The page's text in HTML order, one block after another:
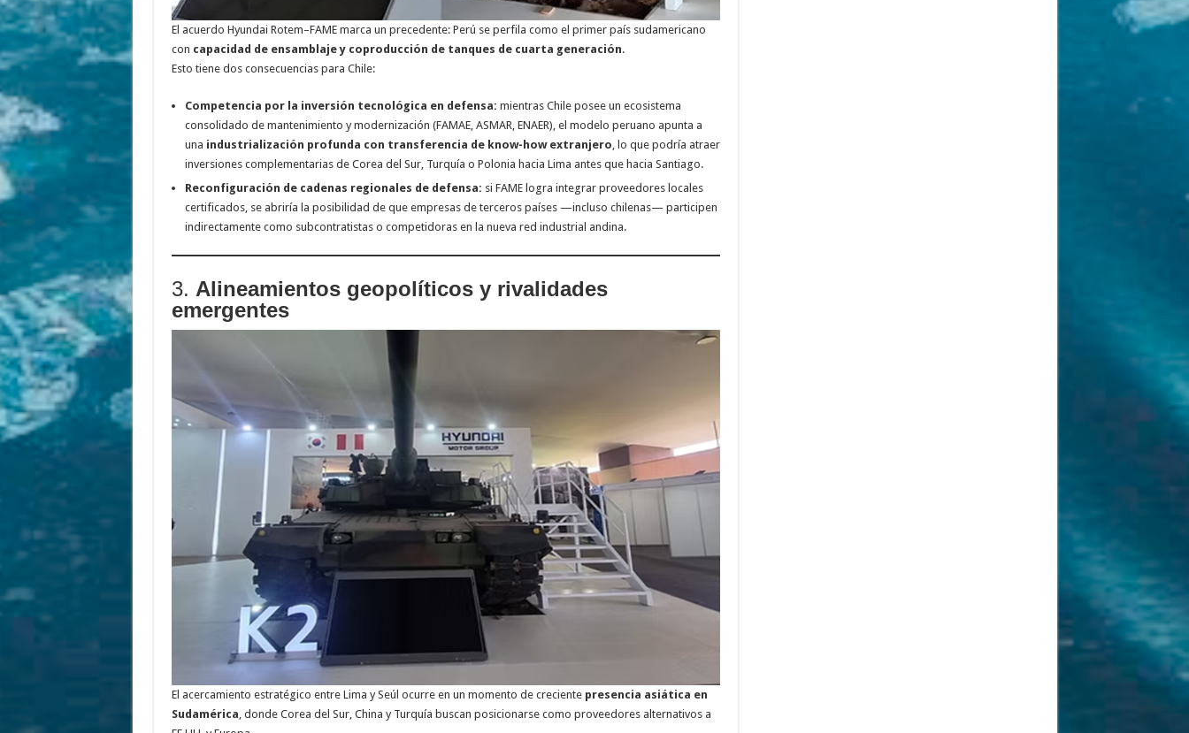
El acuerdo Hyundai Rotem–FAME marca un precedente: Perú se perfila como el primer país sudamericano
con capacidad de ensamblaje y coproducción de tanques de cuarta generación.
Esto tiene dos consecuencias para Chile:
Competencia por la inversión tecnológica en defensa: mientras Chile posee un ecosistema
consolidado de mantenimiento y modernización (FAMAE, ASMAR, ENAER), el modelo peruano apunta a
una industrialización profunda con transferencia de know-how extranjero, lo que podría atraer
inversiones complementarias de Corea del Sur, Turquía o Polonia hacia Lima antes que hacia Santiago.
Reconfiguración de cadenas regionales de defensa: si FAME logra integrar proveedores locales
certificados, se abriría la posibilidad de que empresas de terceros países —incluso chilenas— participen
indirectamente como subcontratistas o competidoras en la nueva red industrial andina.
3. Alineamientos geopolíticos y rivalidades
emergentes
El acercamiento estratégico entre Lima y Seúl ocurre en un momento de creciente presencia asiática en
Sudamérica, donde Corea del Sur, China y Turquía buscan posicionarse como proveedores alternativos a